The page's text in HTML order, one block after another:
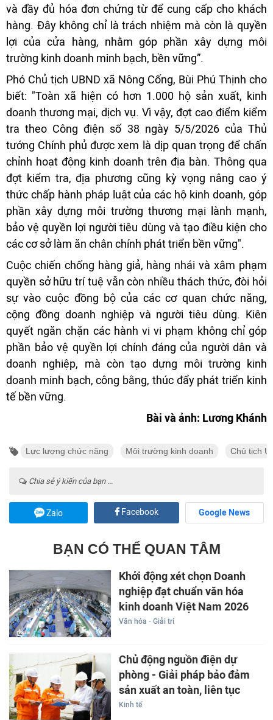
và đầy đủ hóa đơn chứng từ để cung cấp cho khách
hàng. Đây không chỉ là trách nhiệm mà còn là quyền
lợi của cửa hàng, nhằm góp phần xây dựng môi
trường kinh doanh minh bạch, bền vững”.
Phó Chủ tịch UBND xã Nông Cống, Bùi Phú Thịnh cho
biết: "Toàn xã hiện có hơn 1.000 hộ sản xuất, kinh
doanh thương mại, dịch vụ. Vì vậy, đợt cao điểm kiểm
tra theo Công điện số 38 ngày 5/5/2026 của Thủ
tướng Chính phủ được xem là dịp quan trọng để chấn
chỉnh hoạt động kinh doanh trên địa bàn. Thông qua
đợt kiểm tra, địa phương cũng kỳ vọng nâng cao ý
thức chấp hành pháp luật của các hộ kinh doanh, góp
phần xây dựng môi trường thương mại lành mạnh,
bảo vệ quyền lợi người tiêu dùng và tạo điều kiện cho
các cơ sở làm ăn chân chính phát triển bền vững".
Cuộc chiến chống hàng giả, hàng nhái và xâm phạm
quyền sở hữu trí tuệ vẫn còn nhiều thách thức, đòi hỏi
sự vào cuộc đồng bộ của các cơ quan chức năng,
cộng đồng doanh nghiệp và người tiêu dùng. Kiên
quyết ngăn chặn các hành vi vi phạm không chỉ góp
phần bảo vệ quyền lợi chính đáng của người dân và
doanh nghiệp, mà còn tạo dựng môi trường kinh
doanh minh bạch, công bằng, thúc đẩy phát triển kinh
tế bền vững.
Bài và ảnh: Lương Khánh
Lực lượng chức năng Môi trường kinh doanh Chủ tịch
Chia sẻ ý kiến của bạn ...
Zalo Facebook Google News
BẠN CÓ THỂ QUAN TÂM
Khởi động xét chọn Doanh
nghiệp đạt chuẩn văn hóa
kinh doanh Việt Nam 2026
Văn hóa - Giải trí
Chủ động nguồn điện dự
phòng - Giải pháp bảo đảm
sản xuất an toàn, liên tục
Kinh tế